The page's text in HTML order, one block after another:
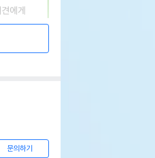
문의하기